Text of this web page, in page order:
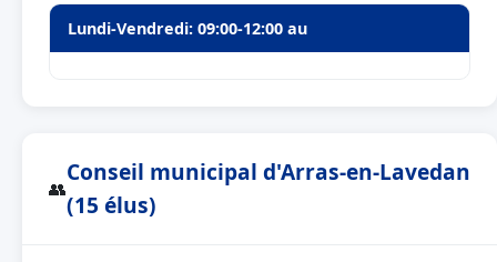
Lundi-Vendredi: 09:00-12:00 au
👥
Conseil municipal d'Arras-en-Lavedan
(15 élus)